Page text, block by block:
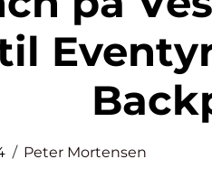
Peter Mortensen